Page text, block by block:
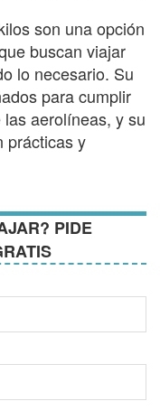
son una opción
buscan viajar
lo necesario. Su
para cumplir
aerolíneas, y su
prácticas y
PIDE